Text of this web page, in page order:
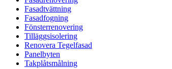
Fasadtvättning
Fasadfogning
Fönsterrenovering
Tilläggsisolering
Renovera Tegelfasad
Panelbyten
Takplåtsmålning